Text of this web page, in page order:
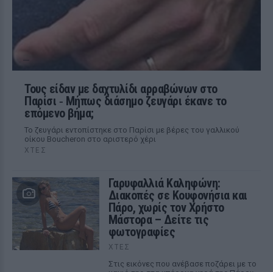
Τους είδαν με δαχτυλίδι αρραβώνων στο
Παρίσι ‑ Μήπως διάσημο ζευγάρι έκανε το
επόμενο βήμα;
Το ζευγάρι εντοπίστηκε στο Παρίσι με βέρες του γαλλικού
οίκου Boucheron στο αριστερό χέρι
ΧΤΕΣ
Γαρυφαλλιά Καληφώνη:
Διακοπές σε Κουφονήσια και
Πάρο, χωρίς τον Χρήστο
Μάστορα – Δείτε τις
φωτογραφίες
ΧΤΕΣ
Στις εικόνες που ανέβασε ποζάρει με το